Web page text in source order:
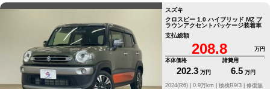
スズキ
クロスビー 1.0 ハイブリッド MZ ブ
ラウンアクセントパッケージ装着車
支払総額
208.8
万円
本体価格
202.3 万円
諸費用
6.5 万円
修復無